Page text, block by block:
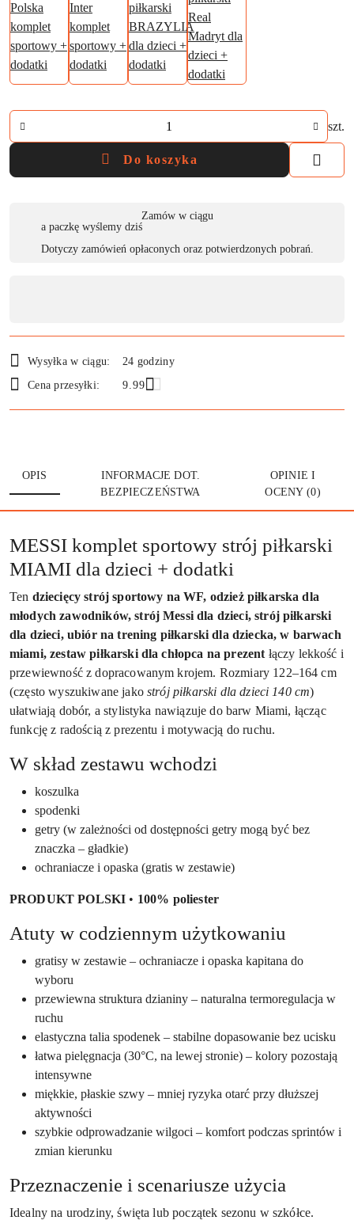
szt.
Do koszyka
płatność
Zamów w ciągu
a paczkę wyślemy dziś
Dotyczy zamówień opłaconych oraz potwierdzonych pobrań.
Wysyłka w ciągu:
24 godziny
Cena przesyłki:
9.99
OPIS
INFORMACJE DOT.
BEZPIECZEŃSTWA
OPINIE I
OCENY (0)
MESSI komplet sportowy strój piłkarski
MIAMI dla dzieci + dodatki
Ten dziecięcy strój sportowy na WF, odzież piłkarska dla
młodych zawodników, strój Messi dla dzieci, strój piłkarski
dla dzieci, ubiór na trening piłkarski dla dziecka, w barwach
miami, zestaw piłkarski dla chłopca na prezent łączy lekkość i
przewiewność z dopracowanym krojem. Rozmiary 122–164 cm
(często wyszukiwane jako strój piłkarski dla dzieci 140 cm)
ułatwiają dobór, a stylistyka nawiązuje do barw Miami, łącząc
funkcję z radością z prezentu i motywacją do ruchu.
W skład zestawu wchodzi
koszulka
spodenki
getry (w zależności od dostępności getry mogą być bez
znaczka – gładkie)
ochraniacze i opaska (gratis w zestawie)
PRODUKT POLSKI • 100% poliester
Atuty w codziennym użytkowaniu
gratisy w zestawie – ochraniacze i opaska kapitana do
wyboru
przewiewna struktura dzianiny – naturalna termoregulacja w
ruchu
elastyczna talia spodenek – stabilne dopasowanie bez ucisku
łatwa pielęgnacja (30°C, na lewej stronie) – kolory pozostają
intensywne
miękkie, płaskie szwy – mniej ryzyka otarć przy dłuższej
aktywności
szybkie odprowadzanie wilgoci – komfort podczas sprintów i
zmian kierunku
Przeznaczenie i scenariusze użycia
Idealny na urodziny, święta lub początek sezonu w szkółce.